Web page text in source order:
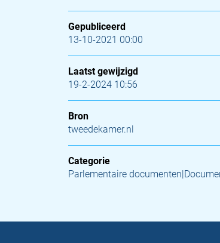
Gepubliceerd
13-10-2021 00:00
Laatst gewijzigd
19-2-2024 10:56
Bron
tweedekamer.nl
Categorie
Parlementaire